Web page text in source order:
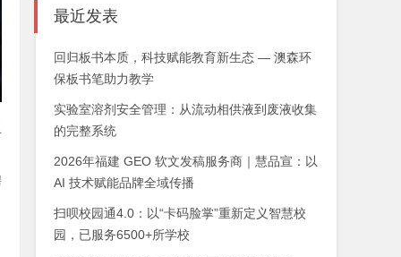
最近发表
回归板书本质，科技赋能教育新生态 — 澳森环
保板书笔助力教学
实验室溶剂安全管理：从流动相供液到废液收集
的完整系统
2026年福建 GEO 软文发稿服务商｜慧品宣：以
AI 技术赋能品牌全域传播
扫呗校园通4.0：以“卡码脸掌”重新定义智慧校
园，已服务6500+所学校